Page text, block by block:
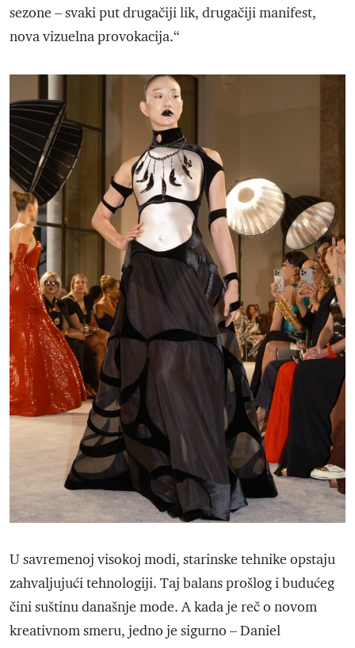
sezone – svaki put drugačiji lik, drugačiji manifest,
nova vizuelna provokacija.“
U savremenoj visokoj modi, starinske tehnike opstaju
zahvaljujući tehnologiji. Taj balans prošlog i budućeg
čini suštinu današnje mode. A kada je reč o novom
kreativnom smeru, jedno je sigurno – Daniel